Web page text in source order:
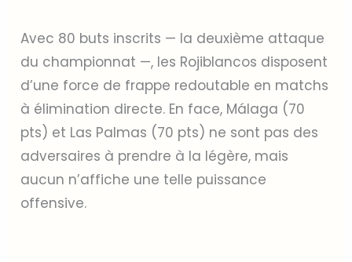
Avec 80 buts inscrits — la deuxième attaque
du championnat —, les Rojiblancos disposent
d’une force de frappe redoutable en matchs
à élimination directe. En face, Málaga (70
pts) et Las Palmas (70 pts) ne sont pas des
adversaires à prendre à la légère, mais
aucun n’affiche une telle puissance
offensive.